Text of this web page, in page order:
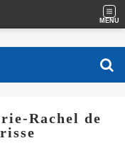
MENU
de